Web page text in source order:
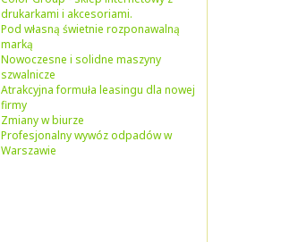
drukarkami i akcesoriami.
Pod własną świetnie rozponawalną
marką
Nowoczesne i solidne maszyny
szwalnicze
Atrakcyjna formuła leasingu dla nowej
firmy
Zmiany w biurze
Profesjonalny wywóz odpadów w
Warszawie